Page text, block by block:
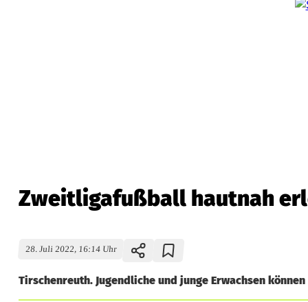
Zweitligafußball hautnah
28. Juli 2022, 16:14 Uhr
Tirschenreuth. Jugendliche und junge Erwachsen